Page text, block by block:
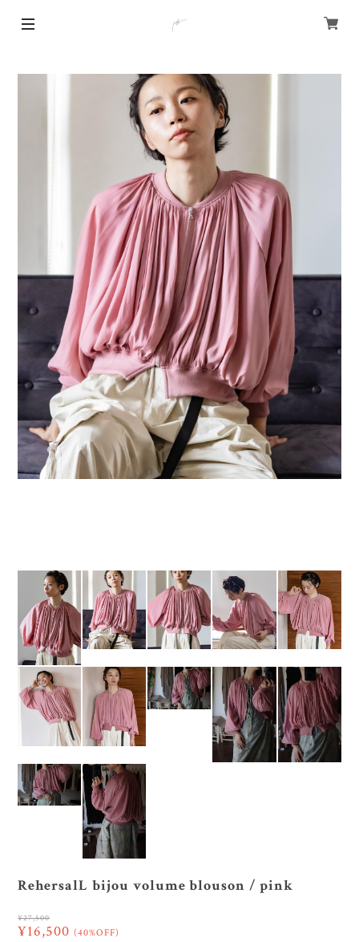
RehersalL bijou volume blouson / pink
¥27,500
¥16,500 (40%OFF)